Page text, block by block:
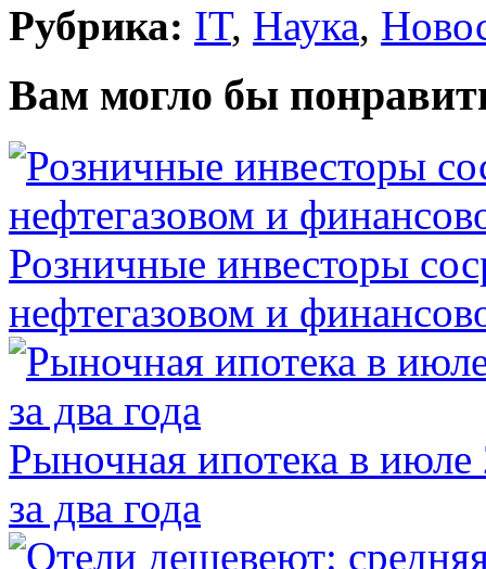
Рубрика: IT, Наука,
Вам могло бы
Розничные инвесторы
нефтегазовом и
Рыночная ипотека в июле
за два года